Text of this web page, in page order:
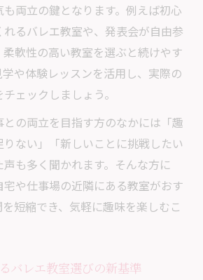
エ教室の両立で充実した趣味生
安心な教室環境を解説
安心なバレエ教室の雰囲気とは
で手芸も始めやすいサポート体
両立の鍵となります。例えば初心
るバレエ教室や、発表会が自由参
軟性の高い教室を選ぶと続けやす
や体験レッスンを活用し、実際の
ェックしましょう。
の両立を目指す方のなかには「趣
ない」「新しいことに挑戦したい
も多く聞かれます。そんな方に
や仕事場の近隣にある教室がおす
短縮でき、気軽に趣味を楽しむこ
バレエ教室選びの新基準